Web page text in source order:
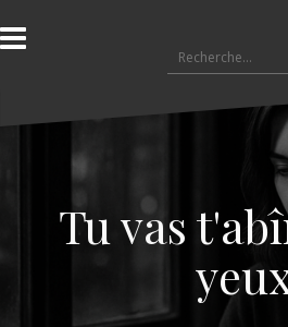
l
a
e
e
Tu vas